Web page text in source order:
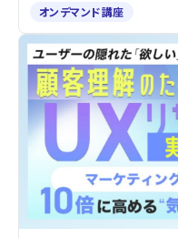
オンデマンド講座